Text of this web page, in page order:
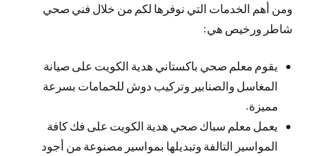
ومن أهم الخدمات التي نوفرها لكم من خلال فني صحي
شاطر ورخيص هي:
يقوم معلم صحي باكستاني هدية الكويت على صيانة
المغاسل والصنابير وتركيب دوش للحمامات بسرعة
مميزة.
يعمل معلم سباك صحي هدية الكويت على فك كافة
المواسير التالفة وتبديلها بمواسير مصنوعة من أجود